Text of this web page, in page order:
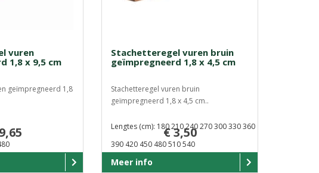
vuren
1,8 x 9,5 cm
geïmpregneerd 1,8
Stachetteregel vuren bruin
geïmpregneerd 1,8 x 4,5 cm
Stachetteregel vuren bruin
geïmpregneerd 1,8 x 4,5 cm..
€ 3,50
Lengtes (cm): 180 210 240 270 300 330 360
390 420 450 480 510 540
Meer info